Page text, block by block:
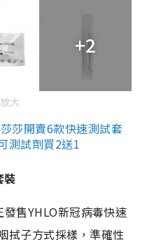
+2
大
莎開賣6款快速測試套
測試劑買2送1
裝
售YHLO新冠病毒快速
拭子方式採樣，準確性